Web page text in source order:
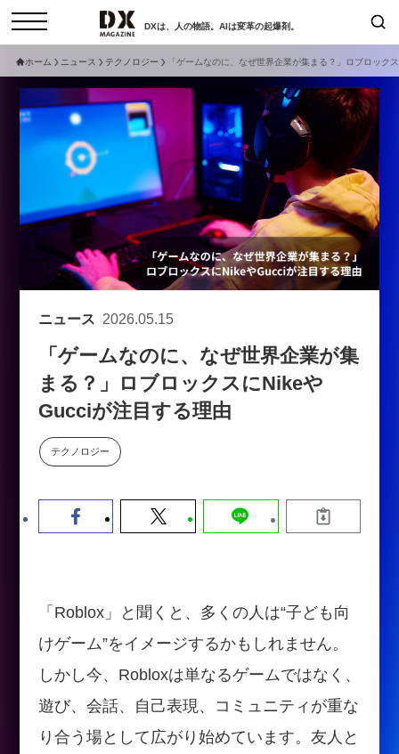
DXは、人の物語。AIは変革の起爆剤。
インタビュー
セミナー ニュース
サービスメニュー 日本オムニチャネル協会
トップページ
特集
動画
サイトマップ
お問い合わせ
個人情報保護法について
採用情報
検索
現在開催予定のセミナー
セミナー
【8/12開催】「イノベーションを
数値化する」～投資される事業の
学ぶ資金調達・巻き込みのリアル
2026-06-10
セミナー
【9/30開催】AIで何でもできる時
ホーム ニュース テクノロジー 「ゲームなのに、なぜ世界企業が集まる？」ロブロック
ニュース 2026.05.15
「ゲームなのに、なぜ世界企業が集
まる？」ロブロックスにNikeや
Gucciが注目する理由
テクノロジー
「Roblox」と聞くと、多くの人は“子ども向
けゲーム”をイメージするかもしれません。
しかし今、Robloxは単なるゲームではなく、
遊び、会話、自己表現、コミュニティが重な
り合う場として広がり始めています。友人と